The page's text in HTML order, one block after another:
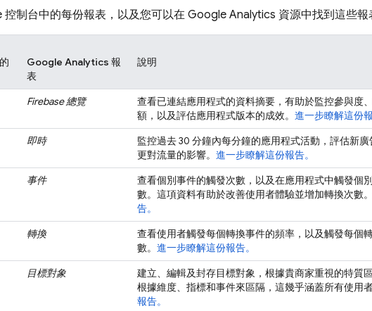
控制台中的每份報表，以及您可以在 Google Analytics 資源中找到這些報
Google Analytics 報
表
說明
Firebase 總覽
查看已連結應用程式的資料摘要，有助於監控參與度
額，以及評估應用程式版本的成效。 進一步瞭解這份報
即時
監控過去 30 分鐘內每分鐘的應用程式活動，評估新
更對流量的影響。 進一步瞭解這份報告。
事件
查看個別事件的觸發次數，以及在應用程式中觸發個
數。這項資料有助於改善使用者體驗並增加轉換次數。
告。
轉換
查看使用者觸發每個轉換事件的頻率，以及觸發每個
數。 進一步瞭解這份報告。
目標對象
建立、編輯及封存目標對象，根據貴商家重視的特質
根據維度、指標和事件來區隔，這幾乎涵蓋所有使用者
報告。